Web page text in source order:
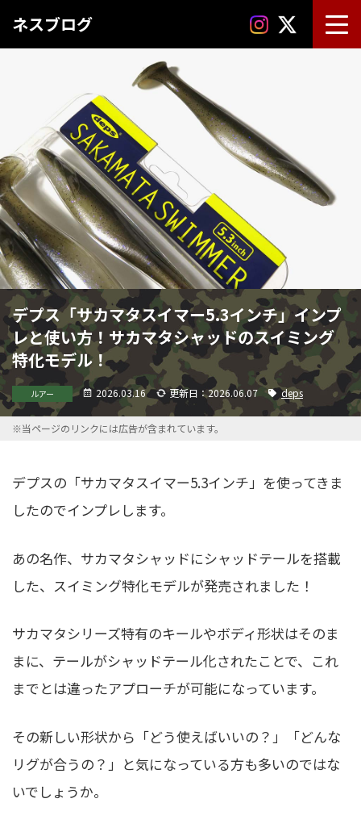
ネスブログ
デプス「サカマタスイマー5.3インチ」インプ
レと使い方！サカマタシャッドのスイミング
特化モデル！
ルアー 2026.03.16 更新日：2026.06.07 deps
※当ページのリンクには広告が含まれています。
デプスの「サカマタスイマー5.3インチ」を使ってきま
したのでインプレします。
あの名作、サカマタシャッドにシャッドテールを搭載
した、スイミング特化モデルが発売されました！
サカマタシリーズ特有のキールやボディ形状はそのま
まに、テールがシャッドテール化されたことで、これ
までとは違ったアプローチが可能になっています。
その新しい形状から「どう使えばいいの？」「どんな
リグが合うの？」と気になっている方も多いのではな
いでしょうか。